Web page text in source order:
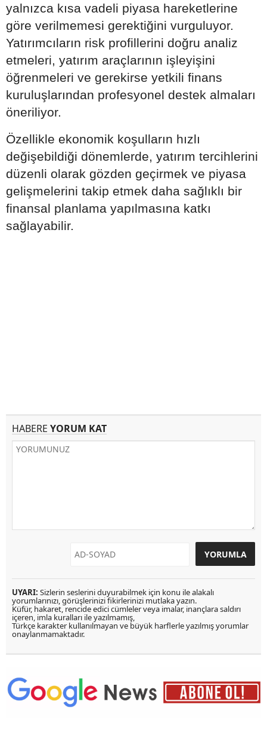
yalnızca kısa vadeli piyasa hareketlerine
göre verilmemesi gerektiğini vurguluyor.
Yatırımcıların risk profillerini doğru analiz
etmeleri, yatırım araçlarının işleyişini
öğrenmeleri ve gerekirse yetkili finans
kuruluşlarından profesyonel destek almaları
öneriliyor.
Özellikle ekonomik koşulların hızlı
değişebildiği dönemlerde, yatırım tercihlerini
düzenli olarak gözden geçirmek ve piyasa
gelişmelerini takip etmek daha sağlıklı bir
finansal planlama yapılmasına katkı
sağlayabilir.
HABERE YORUM KAT
UYARI: Sizlerin seslerini duyurabilmek için konu ile alakalı
yorumlarınızı, görüşlerinizi fikirlerinizi mutlaka yazın.
Küfür, hakaret, rencide edici cümleler veya imalar, inançlara saldırı
içeren, imla kuralları ile yazılmamış,
Türkçe karakter kullanılmayan ve büyük harflerle yazılmış yorumlar
onaylanmamaktadır.